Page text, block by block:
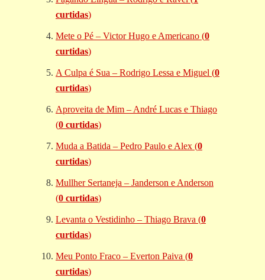
curtidas)
Mete o Pé – Victor Hugo e Americano (0
curtidas)
A Culpa é Sua – Rodrigo Lessa e Miguel (0
curtidas)
Aproveita de Mim – André Lucas e Thiago
(0 curtidas)
Muda a Batida – Pedro Paulo e Alex (0
curtidas)
Mullher Sertaneja – Janderson e Anderson
(0 curtidas)
Levanta o Vestidinho – Thiago Brava (0
curtidas)
Meu Ponto Fraco – Everton Paiva (0
curtidas)